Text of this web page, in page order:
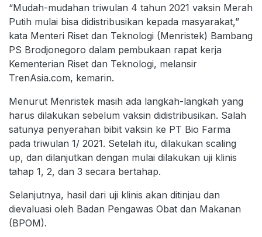
“Mudah-mudahan triwulan 4 tahun 2021 vaksin Merah
Putih mulai bisa didistribusikan kepada masyarakat,”
kata Menteri Riset dan Teknologi (Menristek) Bambang
PS Brodjonegoro dalam pembukaan rapat kerja
Kementerian Riset dan Teknologi, melansir
TrenAsia.com, kemarin.
Menurut Menristek masih ada langkah-langkah yang
harus dilakukan sebelum vaksin didistribusikan. Salah
satunya penyerahan bibit vaksin ke PT Bio Farma
pada triwulan 1/ 2021. Setelah itu, dilakukan scaling
up, dan dilanjutkan dengan mulai dilakukan uji klinis
tahap 1, 2, dan 3 secara bertahap.
Selanjutnya, hasil dari uji klinis akan ditinjau dan
dievaluasi oleh Badan Pengawas Obat dan Makanan
(BPOM).